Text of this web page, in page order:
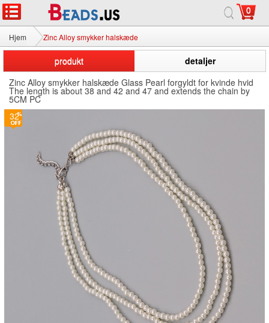
0
Hjem Zinc Alloy smykker halskæde
produkt
detaljer
Zinc Alloy smykker halskæde Glass Pearl forgyldt for kvinde hvid
The length is about 38 and 42 and 47 and extends the chain by
5CM PC
32